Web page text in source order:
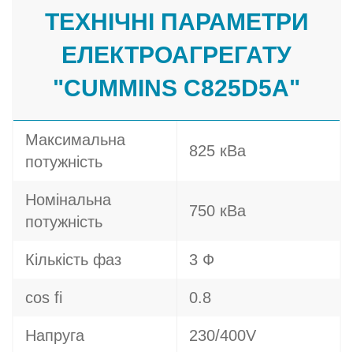
ТЕХНІЧНІ ПАРАМЕТРИ
ЕЛЕКТРОАГРЕГАТУ
"CUMMINS C825D5A"
Максимальна
потужність
825 кВа
Номінальна
потужність
750 кВа
Кількість фаз 3 Ф
cos fi 0.8
Напруга 230/400V